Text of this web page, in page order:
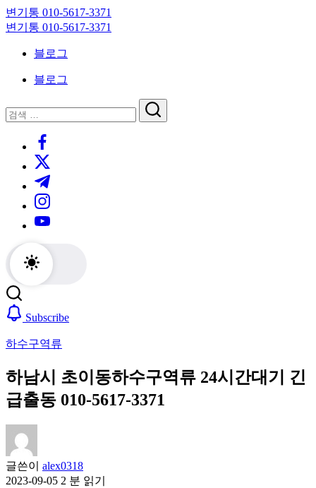
Skip
to
content
변기통 010-5617-3371
변
대
기
변기통 010-5617-3371
크
대
기
블로그
블로그
닫
기
검
검
https://www.facebook.com/
https://twitter.com/
https://t.me/
https://www.instagram.com/
https://youtube.com/
Subscribe
하수구역류
하남시 초이동하수구역류 24시간대기 긴
급출동 010-5617-3371
글쓴이 alex0318
2023-09-05 2 분 읽기